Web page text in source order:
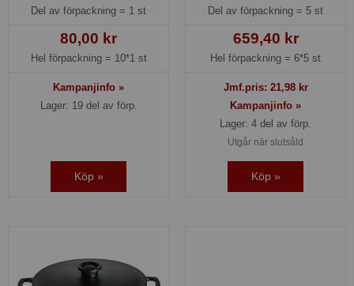
Del av förpackning = 1 st
80,00 kr
Hel förpackning = 10*1 st
Kampanjinfo »
Lager: 19 del av förp.
Köp »
Del av förpackning = 5 st
659,40 kr
Hel förpackning = 6*5 st
Jmf.pris: 21,98kr
Kampanjinfo »
Lager: 4 del av förp.
Utgår när slutsåld
Köp »